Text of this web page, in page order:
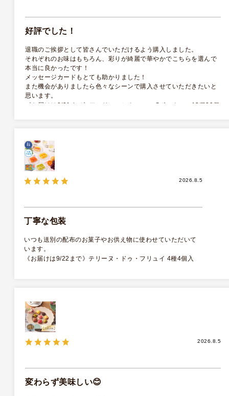
好評でした！
退職のご挨拶として皆さんでいただけるよう購入しました。
それぞれのお味はもちろん、彩りが綺麗で華やかでこちらを選んで
本当に良かったです！
メッセージカードもとても助かりました！
また機会がありましたら色々なシーンで購入させていただきたいと
思います。
《お届けは8/31まで》アンリ・コレクション Sボックス 13種29個
2026.8.5
丁寧な包装
いつも送別の配布のお菓子やお供え物に使わせていただいて
います。
《お届けは9/22まで》テリーヌ・ドゥ・フリュイ 4種4個入
2026.8.5
変わらず美味しい😊